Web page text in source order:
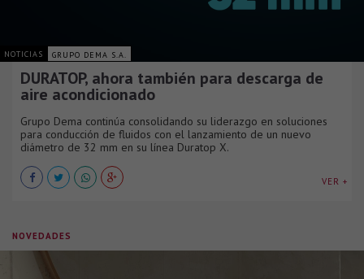
NOTICIAS GRUPO DEMA S.A.
DURATOP, ahora también para descarga de
aire acondicionado
Grupo Dema continúa consolidando su liderazgo en soluciones
para conducción de fluidos con el lanzamiento de un nuevo
diámetro de 32 mm en su línea Duratop X.
VER +
NOVEDADES